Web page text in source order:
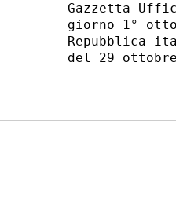
Gazzetta
giorno 1°
Repubblica
del 29